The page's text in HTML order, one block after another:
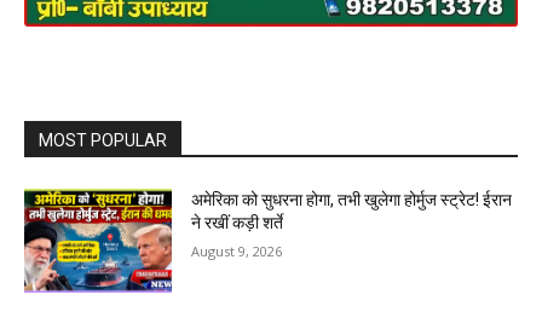
MOST POPULAR
अमेरिका को सुधरना होगा, तभी खुलेगा होर्मुज स्ट्रेट! ईरान
ने रखीं कड़ी शर्ते
August 9, 2026